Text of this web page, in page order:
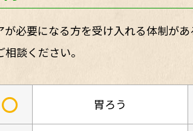
必要になる方を受け入れる体制が
談ください。
○ 胃ろう